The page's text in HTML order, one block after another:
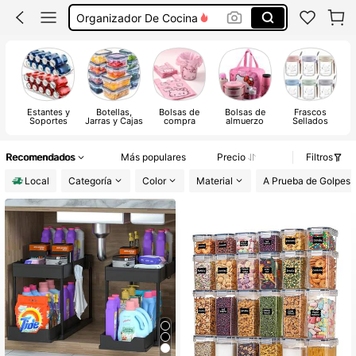
Organizador De Cocina
Lonchera
Escurridor De Platos Para Fregadero
Estantes y
Soportes
Botellas,
Jarras y Cajas
Bolsas de
compra
Bolsas de
almuerzo
Frascos
Sellados
Recomendados Más populares Precio
Filtros
Local
Categoría Color Material A Prueba de Golpes